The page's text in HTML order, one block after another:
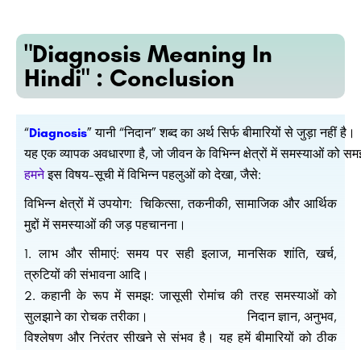
"Diagnosis Meaning In
Hindi" : Conclusion
“Diagnosis”यानी “निदान”शब्दका अर्थसिर्फबीमारियोंसेजुड़ानहींहै।
यहएकव्यापकअवधारणाहै,जोजीवनकेविभिन्नक्षेत्रोंमेंसमस्याओंको
हमनेइसविषय-सूचीमेंविभिन्नपहलुओंकोदेखा,जैसे:
विभिन्न क्षेत्रों में उपयोग: चिकित्सा, तकनीकी, सामाजिक और आर्थिक
मुद्दों में समस्याओं की जड़ पहचानना।
लाभ और सीमाएं: समय पर सही इलाज, मानसिक शांति, खर्च,
त्रुटियों की संभावना आदि।
2. कहानी के रूप में समझ: जासूसी रोमांच की तरह समस्याओं को
सुलझाने का रोचक तरीका। निदान ज्ञान, अनुभव,
विश्लेषण और निरंतर सीखने से संभव है। यह हमें बीमारियों को ठीक